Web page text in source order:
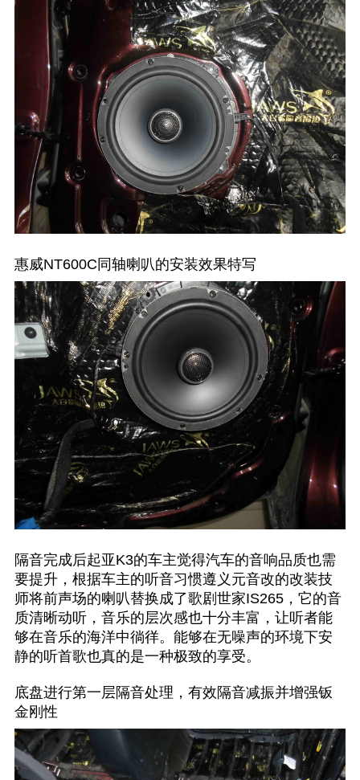
惠威NT600C同轴喇叭的安装效果特写
隔音完成后起亚K3的车主觉得汽车的音响品质也需
要提升，根据车主的听音习惯遵义元音改的改装技
师将前声场的喇叭替换成了歌剧世家IS265，它的音
质清晰动听，音乐的层次感也十分丰富，让听者能
够在音乐的海洋中徜徉。能够在无噪声的环境下安
静的听首歌也真的是一种极致的享受。
底盘进行第一层隔音处理，有效隔音减振并增强钣
金刚性